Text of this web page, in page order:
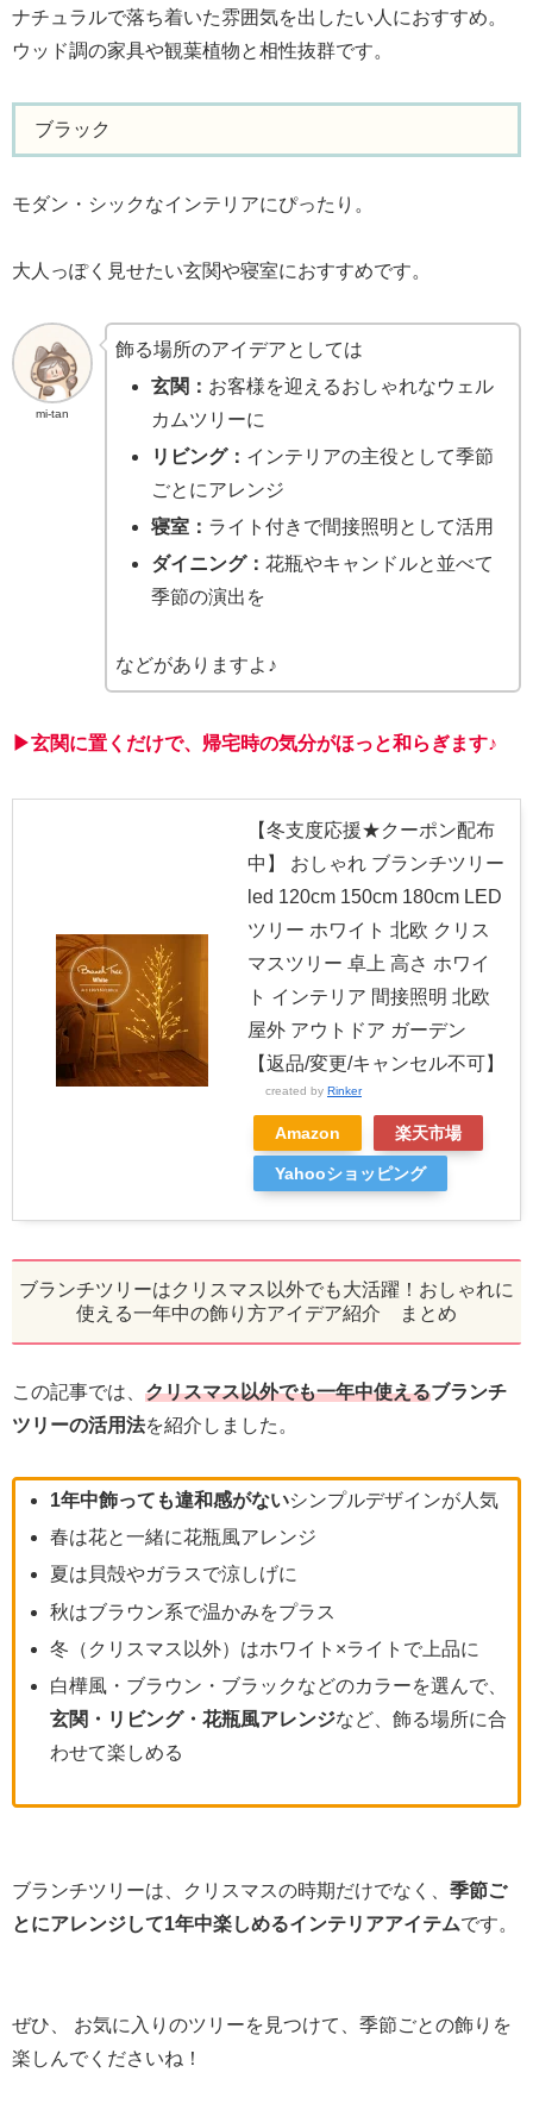
ナチュラルで落ち着いた雰囲気を出したい人におすすめ。
ウッド調の家具や観葉植物と相性抜群です。
ブラック
モダン・シックなインテリアにぴったり。
大人っぽく見せたい玄関や寝室におすすめです。
mi-tan
飾る場所のアイデアとしては
玄関： お客様を迎えるおしゃれなウェル
カムツリーに
リビング： インテリアの主役として季節
ごとにアレンジ
寝室： ライト付きで間接照明として活用
ダイニング： 花瓶やキャンドルと並べて
季節の演出を
などがありますよ♪
▶玄関に置くだけで、帰宅時の気分がほっと和らぎます♪
【冬支度応援★クーポン配布
中】 おしゃれ ブランチツリー
led 120cm 150cm 180cm LED
ツリー ホワイト 北欧 クリス
マスツリー 卓上 高さ ホワイ
ト インテリア 間接照明 北欧
屋外 アウトドア ガーデン
【返品/変更/キャンセル不可】
created by Rinker
Amazon 楽天市場
Yahooショッピング
ブランチツリーはクリスマス以外でも大活躍！おしゃれに
使える一年中の飾り方アイデア紹介 まとめ
この記事では、 クリスマス以外でも一年中使えるブランチ
ツリーの活用法を紹介しました。
1年中飾っても違和感がないシンプルデザインが人気
春は花と一緒に花瓶風アレンジ
夏は貝殻やガラスで涼しげに
秋はブラウン系で温かみをプラス
冬（クリスマス以外）はホワイト×ライトで上品に
白樺風・ブラウン・ブラックなどのカラーを選んで、
玄関・リビング・花瓶風アレンジなど、飾る場所に合
わせて楽しめる
ブランチツリーは、クリスマスの時期だけでなく、 季節ご
とにアレンジして1年中楽しめるインテリアアイテムです。
ぜひ、 お気に入りのツリーを見つけて、季節ごとの飾りを
楽しんでくださいね！